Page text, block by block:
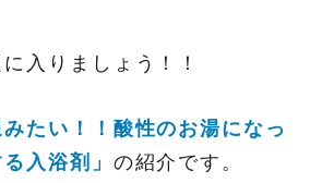
入りましょう！！
みたい！！酸性のお湯になっ
入浴剤」 の紹介です。